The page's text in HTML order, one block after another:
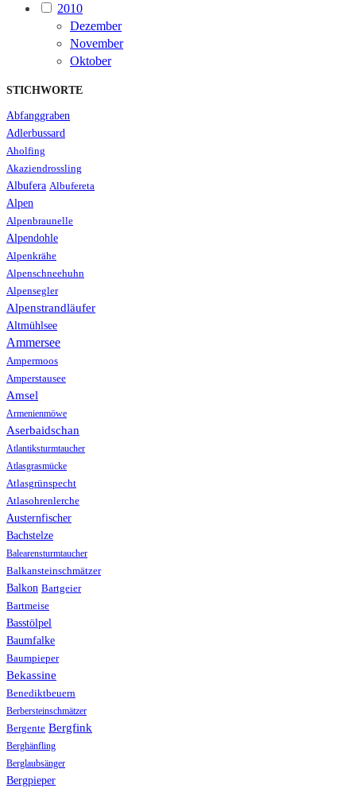
2010
Dezember
November
Oktober
STICHWORTE
Abfanggraben
Adlerbussard
Aholfing
Akaziendrossling
Albufera Albufereta
Alpen
Alpenbraunelle
Alpendohle
Alpenkrähe
Alpenschneehuhn
Alpensegler
Alpenstrandläufer
Altmühlsee
Ammersee
Ampermoos
Amperstausee
Amsel
Armenienmöwe
Aserbaidschan
Atlantiksturmtaucher
Atlasgrasmücke
Atlasgrünspecht
Atlasohrenlerche
Austernfischer
Bachstelze
Balearensturmtaucher
Balkansteinschmätzer
Balkon Bartgeier
Bartmeise
Basstölpel
Baumfalke
Baumpieper
Bekassine
Benediktbeuern
Berbersteinschmätzer
Bergente Bergfink
Berghänfling
Berglaubsänger
Bergpieper